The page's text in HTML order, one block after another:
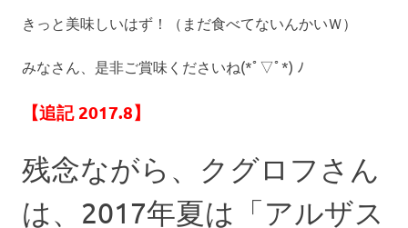
す
きっと美味しいはず！（まだ食べてないんかいＷ）
みなさん、是非ご賞味くださいね(*ﾟ▽ﾟ*) ﾉ
【追記 2017.8】
残念ながら、クグロフさん
は、2017年夏は「アルザス